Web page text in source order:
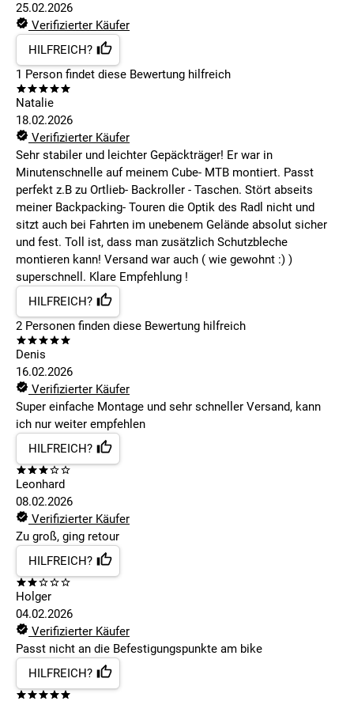
25.02.2026
Verifizierter Käufer
HILFREICH?
1 Person findet diese Bewertung hilfreich
Natalie
18.02.2026
Verifizierter Käufer
Sehr stabiler und leichter Gepäckträger! Er war in
Minutenschnelle auf meinem Cube- MTB montiert. Passt
perfekt z.B zu Ortlieb- Backroller - Taschen. Stört abseits
meiner Backpacking- Touren die Optik des Radl nicht und
sitzt auch bei Fahrten im unebenem Gelände absolut sicher
und fest. Toll ist, dass man zusätzlich Schutzbleche
montieren kann! Versand war auch ( wie gewohnt :) )
superschnell. Klare Empfehlung !
HILFREICH?
2 Personen finden diese Bewertung hilfreich
Denis
16.02.2026
Verifizierter Käufer
Super einfache Montage und sehr schneller Versand, kann
ich nur weiter empfehlen
HILFREICH?
Leonhard
08.02.2026
Verifizierter Käufer
Zu groß, ging retour
HILFREICH?
Holger
04.02.2026
Verifizierter Käufer
Passt nicht an die Befestigungspunkte am bike
HILFREICH?